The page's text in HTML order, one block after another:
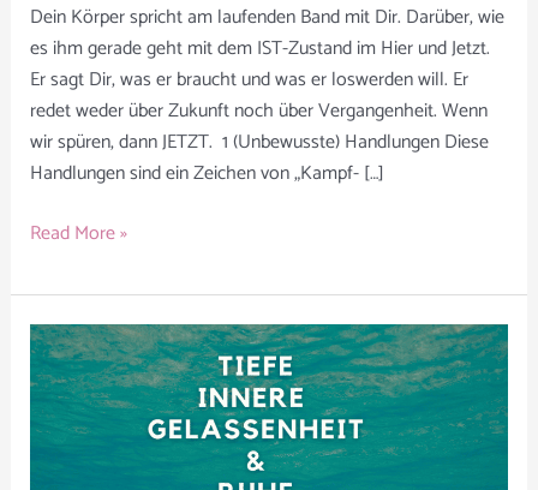
Dein Körper spricht am laufenden Band mit Dir. Darüber, wie
es ihm gerade geht mit dem IST-Zustand im Hier und Jetzt.
Er sagt Dir, was er braucht und was er loswerden will. Er
redet weder über Zukunft noch über Vergangenheit. Wenn
wir spüren, dann JETZT. 1 (Unbewusste) Handlungen Diese
Handlungen sind ein Zeichen von „Kampf- […]
Read More »
Mikromanagement
von
Stress
–